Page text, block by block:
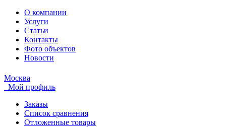
О компании
Услуги
Статьи
Контакты
Фото объектов
Новости
Москва
Мой профиль
Заказы
Список сравнения
Отложенные товары